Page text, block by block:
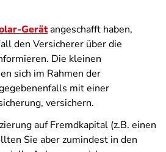
Gerätangeschafft haben,
den Versicherer über die
Die kleinen
sich im Rahmen der
mit einer
versichern.
auf Fremdkapital (z.B. einen
Sie aber zumindest in den